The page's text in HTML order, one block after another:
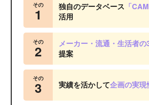
その
1 独自のデータベース 「
活用
その
2 メーカー・流通・生活者
提案
その
3 実績を活かして企画の実